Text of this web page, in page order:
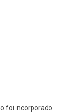
foi incorporado